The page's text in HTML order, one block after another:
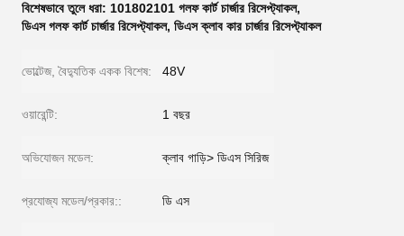
বিশেষভাবে তুলে ধরা: 101802101 গলফ কার্ট চার্জার রিসেপ্ট্যাকল,
ডিএস গলফ কার্ট চার্জার রিসেপ্ট্যাকল, ডিএস ক্লাব কার চার্জার রিসেপ্ট্যাকল
ভোল্টেজ, বৈদ্যুতিক একক বিশেষ: 48V
ওয়ারেন্টি: 1 বছর
অভিযোজন মডেল: ক্লাব গাড়ি> ডিএস সিরিজ
প্রযোজ্য মডেল/প্রকার:: ডি এস